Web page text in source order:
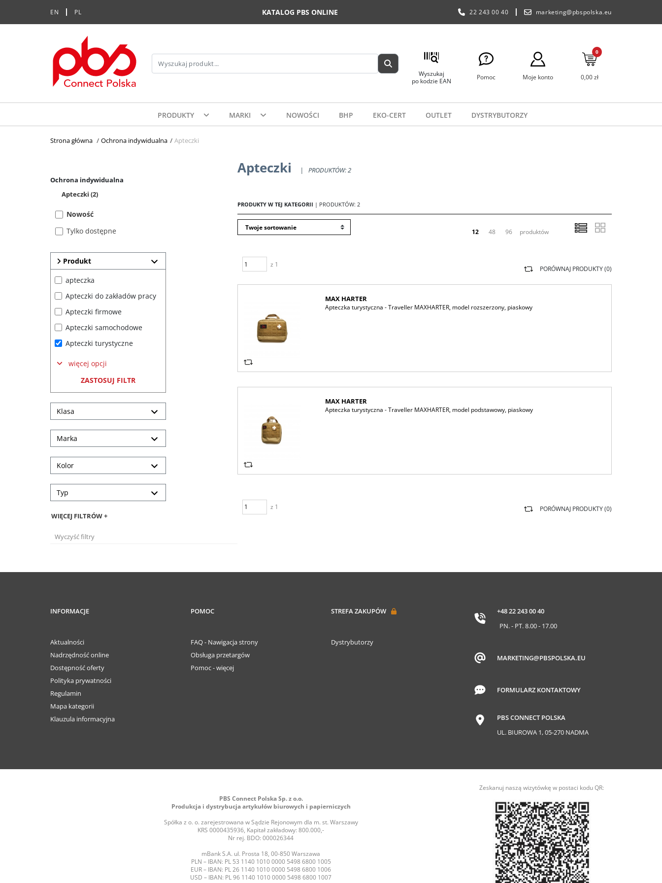
EN PL KATALOG PBS ONLINE 22 243 00 40 marketing@pbspolska.eu
Wyszukaj
po kodzie EAN
Pomoc Moje konto
0
0,00 zł
PRODUKTY MARKI NOWOŚCI BHP EKO-CERT OUTLET DYSTRYBUTORZY
Strona główna> Ochrona indywidualna> Apteczki
Ochrona indywidualna
Apteczki (2)
Nowość
Tylko dostępne
Klasa
Marka
Kolor
Produkt
apteczka
Apteczki do zakładów pracy
Apteczki firmowe
Apteczki samochodowe
Apteczki turystyczne
więcej opcji
ZASTOSUJ FILTR
Typ
WIĘCEJ FILTRÓW +
Wyczyść filtry
Apteczki | PRODUKTÓW: 2
PRODUKTY W TEJ KATEGORII | PRODUKTÓW: 2
12 48 96 produktów
z 1
PORÓWNAJ PRODUKTY (0)
MAX HARTER
Apteczka turystyczna - Traveller MAXHARTER, model rozszerzony, piaskowy
MAX HARTER
Apteczka turystyczna - Traveller MAXHARTER, model podstawowy, piaskowy
z 1 PORÓWNAJ PRODUKTY (0)
INFORMACJE
Aktualności
Nadrzędność online
Dostępność oferty
Polityka prywatności
Regulamin
Mapa kategorii
Klauzula informacyjna
POMOC
FAQ - Nawigacja strony
Obsługa przetargów
Pomoc - więcej
STREFA ZAKUPÓW
Dystrybutorzy
+48 22 243 00 40
PN. - PT. 8.00 - 17.00
MARKETING@PBSPOLSKA.EU
FORMULARZ KONTAKTOWY
PBS CONNECT POLSKA
UL. BIUROWA 1, 05-270 NADMA
PBS Connect Polska Sp. z o.o.
Produkcja i dystrybucja artykułów biurowych i papierniczych
Spółka z o. o. zarejestrowana w Sądzie Rejonowym dla m. st. Warszawy
KRS 0000435936, Kapitał zakładowy: 800.000,-
Nr rej. BDO: 000026344
mBank S.A. ul. Prosta 18, 00-850 Warszawa
PLN – IBAN: PL 53 1140 1010 0000 5498 6800 1005
EUR – IBAN: PL 26 1140 1010 0000 5498 6800 1006
USD – IBAN: PL 96 1140 1010 0000 5498 6800 1007
Zeskanuj naszą wizytówkę w postaci kodu QR: